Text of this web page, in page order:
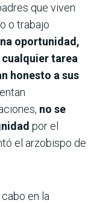
que viven
o trabajo
oportunidad,
tarea
honesto a sus
no se
por el
el arzobispo de
en la